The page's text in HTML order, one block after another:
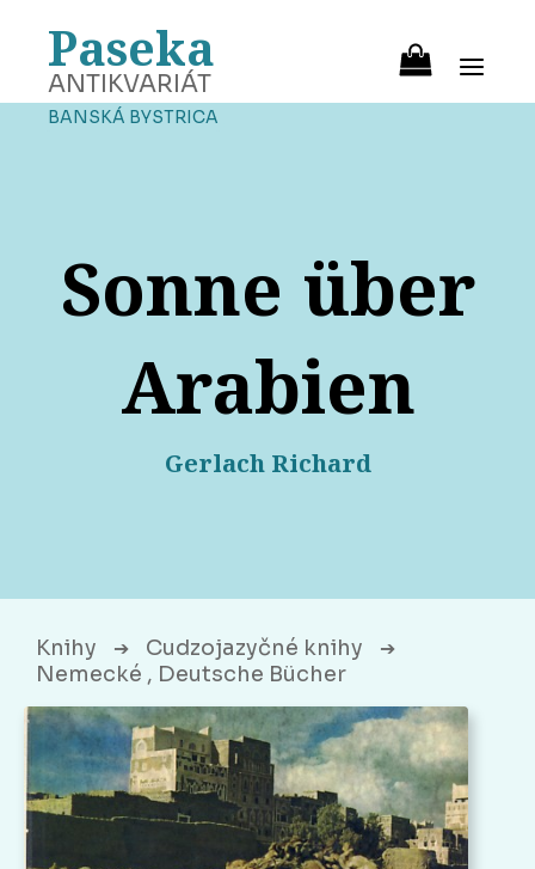
Paseka
ANTIKVARIÁT
BANSKÁ BYSTRICA
Sonne über
Arabien
Gerlach Richard
Knihy ➔ Cudzojazyčné knihy ➔
Nemecké , Deutsche Bücher